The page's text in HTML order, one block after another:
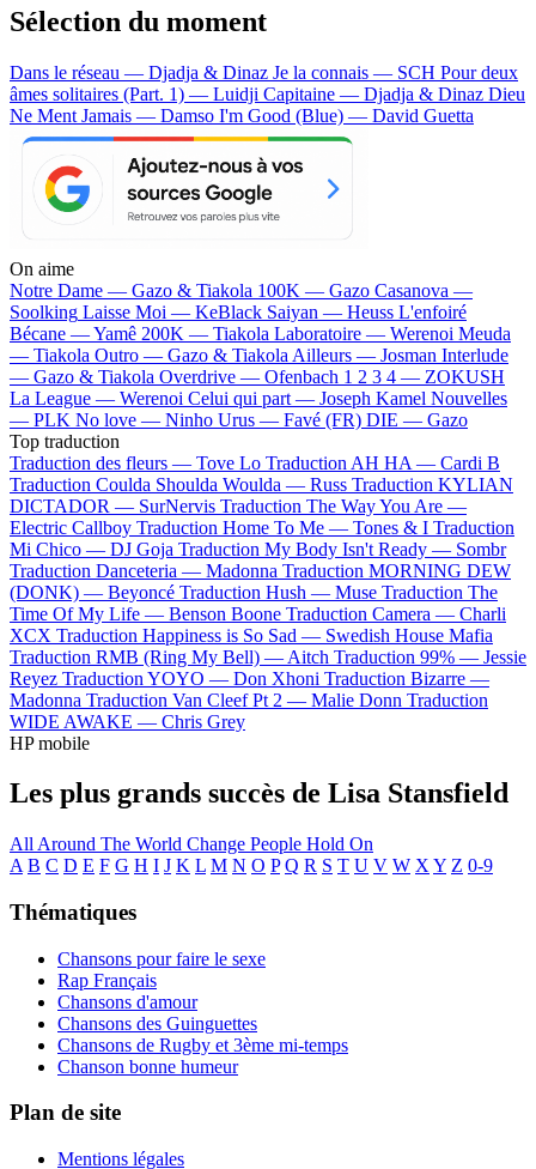
Sélection du moment
Dans le réseau — Djadja & Dinaz Je la connais — SCH Pour deux
âmes solitaires (Part. 1) — Luidji Capitaine — Djadja & Dinaz Dieu
Ne Ment Jamais — Damso I'm Good (Blue) — David Guetta
On aime
Notre Dame — Gazo & Tiakola 100K — Gazo Casanova —
Soolking Laisse Moi — KeBlack Saiyan — Heuss L'enfoiré
Bécane —Yamê 200K — Tiakola Laboratoire — Werenoi Meuda
— Tiakola Outro — Gazo & Tiakola Ailleurs — Josman Interlude
— Gazo & Tiakola Overdrive — Ofenbach 1 2 3 4 — ZOKUSH
La League — Werenoi Celui qui part — Joseph Kamel Nouvelles
— PLK No love — Ninho Urus — Favé (FR) DIE — Gazo
Top traduction
Traduction des fleurs — Tove Lo Traduction AH HA — Cardi B
Traduction Coulda Shoulda Woulda — Russ Traduction KYLIAN
DICTADOR — SurNervis Traduction The Way You Are —
Electric Callboy Traduction Home To Me — Tones & I Traduction
Mi Chico — DJ Goja Traduction My Body Isn't Ready — Sombr
Traduction Danceteria — Madonna Traduction MORNING DEW
(DONK) — Beyoncé Traduction Hush — Muse Traduction The
Time Of My Life — Benson Boone Traduction Camera — Charli
XCX Traduction Happiness is So Sad — Swedish House Mafia
Traduction RMB (Ring My Bell) — Aitch Traduction 99% — Jessie
Reyez Traduction YOYO — Don Xhoni Traduction Bizarre —
Madonna Traduction Van Cleef Pt 2 — Malie Donn Traduction
WIDE AWAKE — Chris Grey
HP mobile
Les plus grands succès de Lisa Stansfield
All Around The World Change People Hold On
A B C D E F G H I J K L M N O P Q R S T U V W X Y Z 0-9
Thématiques
Chansons pour faire le sexe
Rap Français
Chansons d'amour
Chansons des Guinguettes
Chansons de Rugby et 3ème mi-temps
Chanson bonne humeur
Plan de site
Mentions légales